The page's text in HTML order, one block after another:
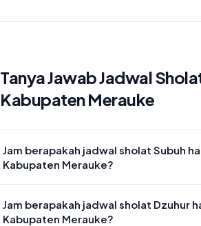
Tanya Jawab Jadwal
Kabupaten Merauke
Jam berapakah jadwal sholat Subuh
Kabupaten Merauke?
Jam berapakah jadwal sholat Dzuhur
Kabupaten Merauke?